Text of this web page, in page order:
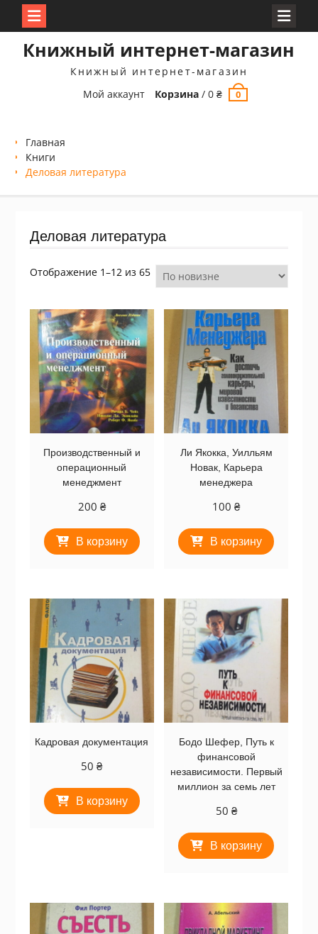
Книжный интернет-магазин
Книжный интернет-магазин
Мой аккаунт
Корзина /0₴ 0
Главная
Книги
Деловая литература
Деловая литература
Отображение 1–12 из 65Сортировка:
самые
Производственный и
операционный
менеджмент
200 ₴
В корзину
Ли Якокка, Уилльям
Новак, Карьера
менеджера
100₴
В корзину
Кадровая документация
50₴
В корзину
Бодо Шефер, Путь к
финансовой
независимости. Первый
миллион за семь лет
50 ₴
В корзину